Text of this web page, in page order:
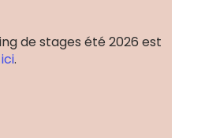
de stages été 2026 est
ici.